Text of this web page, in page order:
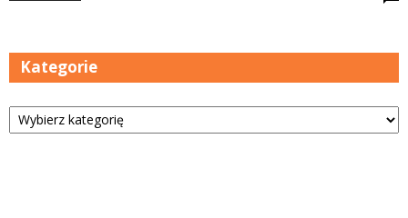
Kategorie
Kategorie